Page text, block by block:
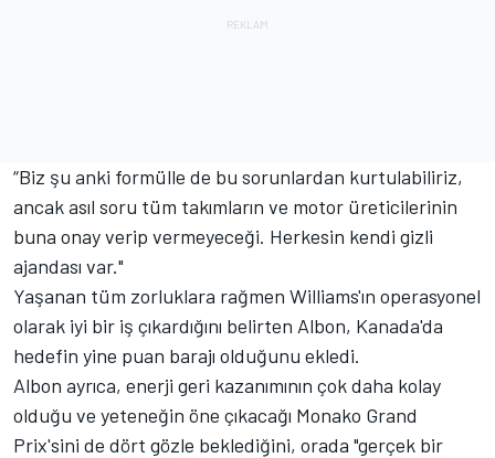
“Biz şu anki formülle de bu sorunlardan kurtulabiliriz,
ancak asıl soru tüm takımların ve motor üreticilerinin
buna onay verip vermeyeceği. Herkesin kendi gizli
ajandası var."
Yaşanan tüm zorluklara rağmen Williams'ın operasyonel
olarak iyi bir iş çıkardığını belirten Albon, Kanada'da
hedefin yine puan barajı olduğunu ekledi.
Albon ayrıca, enerji geri kazanımının çok daha kolay
olduğu ve yeteneğin öne çıkacağı Monako Grand
Prix'sini de dört gözle beklediğini, orada "gerçek bir